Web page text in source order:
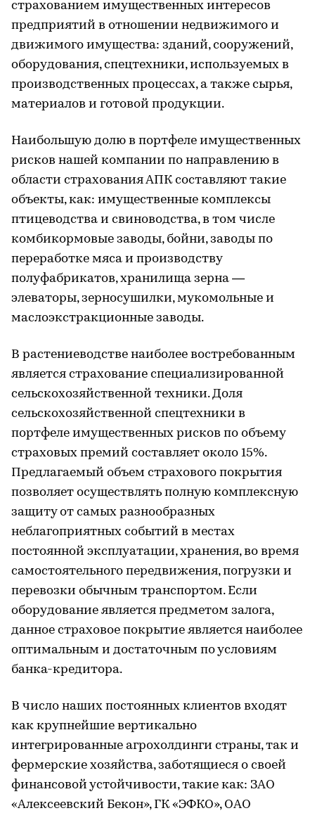
страхованием имущественных интересов
предприятий в отношении недвижимого и
движимого имущества: зданий, сооружений,
оборудования, спецтехники, используемых в
производственных процессах, а также сырья,
материалов и готовой продукции.
Наибольшую долю в портфеле имущественных
рисков нашей компании по направлению в
области страхования АПК составляют такие
объекты, как: имущественные комплексы
птицеводства и свиноводства, в том числе
комбикормовые заводы, бойни, заводы по
переработке мяса и производству
полуфабрикатов, хранилища зерна —
элеваторы, зерносушилки, мукомольные и
маслоэкстракционные заводы.
В растениеводстве наиболее востребованным
является страхование специализированной
сельскохозяйственной техники. Доля
сельскохозяйственной спецтехники в
портфеле имущественных рисков по объему
страховых премий составляет около 15%.
Предлагаемый объем страхового покрытия
позволяет осуществлять полную комплексную
защиту от самых разнообразных
неблагоприятных событий в местах
постоянной эксплуатации, хранения, во время
самостоятельного передвижения, погрузки и
перевозки обычным транспортом. Если
оборудование является предметом залога,
данное страховое покрытие является наиболее
оптимальным и достаточным по условиям
банка-кредитора.
В число наших постоянных клиентов входят
как крупнейшие вертикально
интегрированные агрохолдинги страны, так и
фермерские хозяйства, заботящиеся о своей
финансовой устойчивости, такие как: ЗАО
«Алексеевский Бекон», ГК «ЭФКО», ОАО